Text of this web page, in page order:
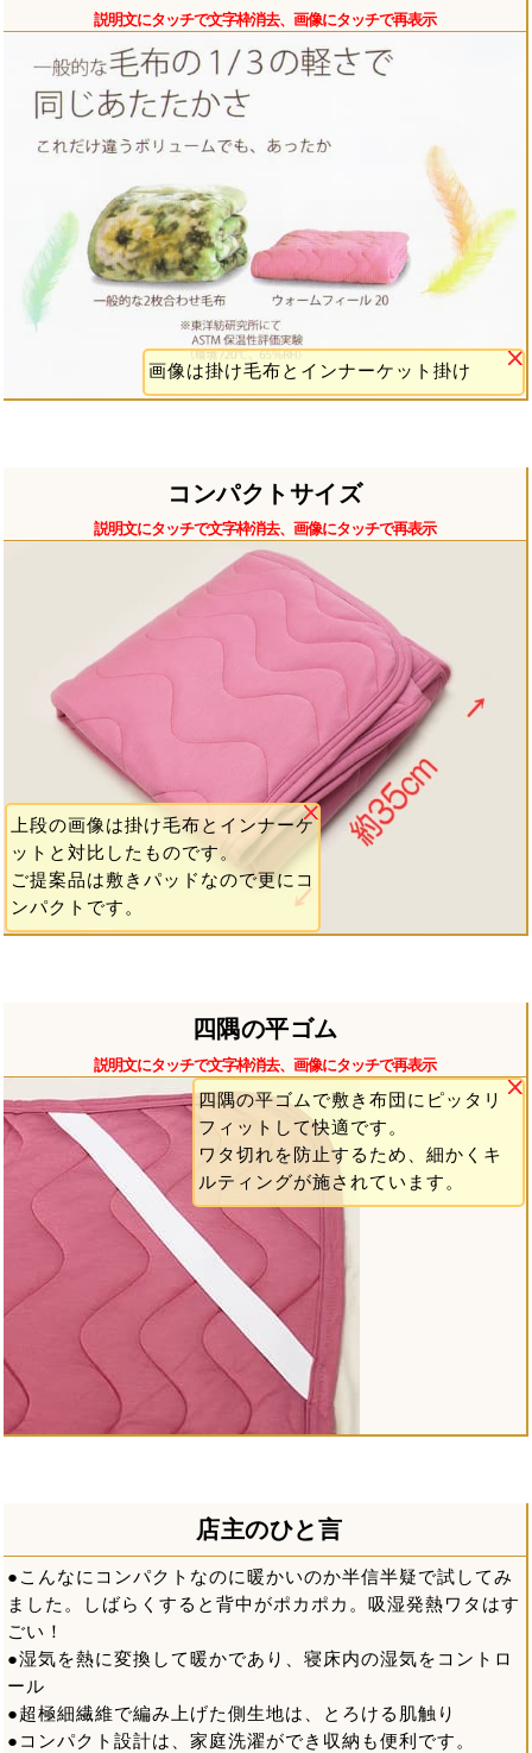
説明文にタッチで文字枠消去、画像にタッチで再表示
画像は掛け毛布とインナーケット掛け
コンパクトサイズ
説明文にタッチで文字枠消去、画像にタッチで再表示
上段の画像は掛け毛布とインナーケ
ットと対比したものです。
ご提案品は敷きパッドなので更にコ
ンパクトです。
四隅の平ゴム
説明文にタッチで文字枠消去、画像にタッチで再表示
四隅の平ゴムで敷き布団にピッタリ
フィットして快適です。
ワタ切れを防止するため、細かくキ
ルティングが施されています。
店主のひと言
●こんなにコンパクトなのに暖かいのか半信半疑で試してみ
ました。しばらくすると背中がポカポカ。吸湿発熱ワタはす
ごい！
●湿気を熱に変換して暖かであり、寝床内の湿気をコントロ
ール
●超極細繊維で編み上げた側生地は、とろける肌触り
●コンパクト設計は、家庭洗濯ができ収納も便利です。